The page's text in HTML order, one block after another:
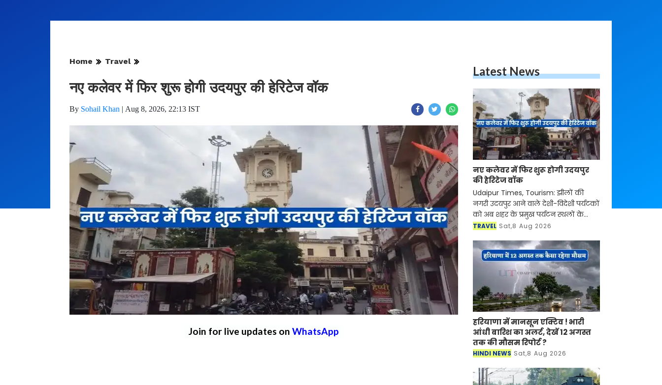
Home Travel
नए कलेवर में फिर शुरू होगी उदयपुर की हेरिटेज वॉक
By Sohail Khan | Aug 8, 2026, 22:13 IST
Join for live updates on WhatsApp
Latest News
नए कलेवर में फिर शुरू होगी उदयपुर
की हेरिटेज वॉक
Udaipur Times, Tourism: झीलों की
नगरी उदयपुर आने वाले देशी-विदेशी पर्यटकों
को अब शहर के प्रमुख पर्यटन स्थलों के
साथ-साथ इसकी समृद्ध सांस्कृतिक विरासत,
रूबरू करवान
TRAVEL Sat,8 Aug 2026
हरियाणा में मानसून एक्टिव ! भारी
आंधी बारिश का अलर्ट, देखें 12 अगस्त
तक की मौसम रिपोर्ट ?
HINDI NEWS Sat,8 Aug 2026